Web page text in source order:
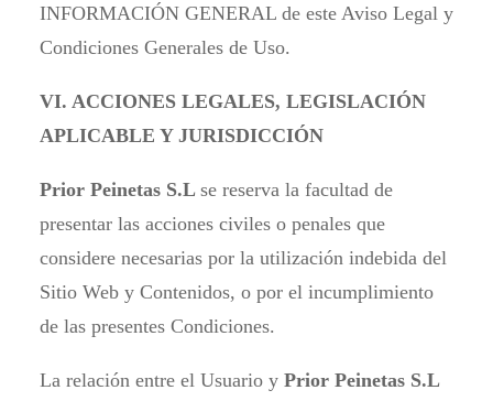
INFORMACIÓN GENERAL de este Aviso Legal y
Condiciones Generales de Uso.
VI. ACCIONES LEGALES, LEGISLACIÓN
APLICABLE Y JURISDICCIÓN
Prior Peinetas S.L se reserva la facultad de
presentar las acciones civiles o penales que
considere necesarias por la utilización indebida del
Sitio Web y Contenidos, o por el incumplimiento
de las presentes Condiciones.
La relación entre el Usuario y Prior Peinetas S.L